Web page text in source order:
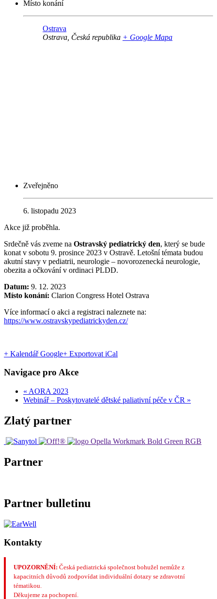
Místo konání
Ostrava
Ostrava Česká republika + Google Mapa
Zveřejněno
6. listopadu 2023
Akce již proběhla.
Srdečně vás zveme na Ostravský pediatrický den, který se bude
konat v sobotu 9. prosince 2023 v Ostravě. Letošní témata budou
akutní stavy v pediatrii, neurologie – novorozenecká neurologie,
obezita a očkování v ordinaci PLDD.
Datum: 9. 12. 2023
Místo konání: Clarion Congress Hotel Ostrava
Více informací o akci a registraci naleznete na:
https://www.ostravskypediatrickyden.cz/
+ Kalendář Google+ Exportovat iCal
Navigace pro Akce
« AORA 2023
Webinář – Poskytovatelé dětské paliativní péče v ČR »
Zlatý partner
Partner
Partner bulletinu
Kontakty
UPOZORNĚNÍ: Česká pediatrická společnost bohužel nemůže z
kapacitních důvodů zodpovídat individuální dotazy se zdravotní
tématikou.
Děkujeme za pochopení.